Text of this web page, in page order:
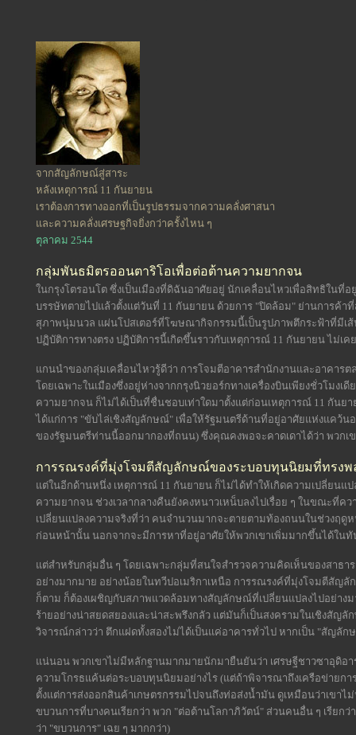
จากสัญลักษณ์สู่สาระ
หลังเหตุการณ์ 11 กันยายน
เราต้องการทางออกที่เป็นรูปธรรมจากความคลั่งศาสนา
และความคลั่งเศรษฐกิจยิ่งกว่าครั้งไหน ๆ
ตุลาคม 2544
กลุ่มพันธมิตรออนตาริโอเพื่อต่อต้านความยากจน
ในกรุงโตรอนโต ซึ่งเป็นเมืองที่ดิฉันอาศัยอยู่ นักเคลื่อนไหวเพื่อสิทธิในที่
บรรษัทตายไปแล้วตั้งแต่วันที่ 11 กันยายน ด้วยการ "ปิดล้อม" ย่านการค้
สุภาพนุ่มนวล แผ่นโปสเตอร์ที่โฆษณากิจกรรมนี้เป็นรูปภาพตึกระฟ้าที่มี
ปฏิบัติการทางตรง ปฏิบัติการนี้เกิดขึ้นราวกับเหตุการณ์ 11 กันยายน ไม่เ
แกนนำของกลุ่มเคลื่อนไหวรู้ดีว่า การโจมตีอาคารสำนักงานและอาคาร
โดยเฉพาะในเมืองซึ่งอยู่ห่างจากกรุงนิวยอร์กทางเครื่องบินเพียงชั่วโมง
ความยากจน ก็ไม่ได้เป็นที่ชื่นชอบเท่าใดมาตั้งแต่ก่อนเหตุการณ์ 11 กันย
ได้แก่การ "ขับไล่เชิงสัญลักษณ์" เพื่อให้รัฐมนตรีด้านที่อยู่อาศัยแห่งแคว้น
ของรัฐมนตรีท่านนี้ออกมากองที่ถนน) ซึ่งคุณคงพอจะคาดเดาได้ว่า พวกเ
การรณรงค์ที่มุ่งโจมตีสัญลักษณ์ของระบอบทุนนิยมที่ทรงพ
แต่ในอีกด้านหนึ่ง เหตุการณ์ 11 กันยายน ก็ไม่ได้ทำให้เกิดความเปลี่ยนแ
ความยากจน ช่วงเวลากลางคืนยังคงหนาวเหน็บลงไปเรื่อย ๆ ในขณะที่ค
เปลี่ยนแปลงความจริงที่ว่า คนจำนวนมากจะตายตามท้องถนนในช่วงฤ
ก่อนหน้านั้น นอกจากจะมีการหาที่อยู่อาศัยให้พวกเขาเพิ่มมากขึ้นได้ใน
แต่สำหรับกลุ่มอื่น ๆ โดยเฉพาะกลุ่มที่สนใจสำรวจความคิดเห็นของสาธ
อย่างมากมาย อย่างน้อยในทวีปอเมริกาเหนือ การรณรงค์ที่มุ่งโจมตีสั
ก็ตาม ก็ต้องเผชิญกับสภาพแวดล้อมทางสัญลักษณ์ที่เปลี่ยนแปลงไปอย่างม
ร้ายอย่างน่าสยดสยองและน่าสะพรึงกลัว แต่มันก็เป็นสงครามในเชิงสัญ
วิจารณ์กล่าวว่า ตึกแฝดทั้งสองไม่ได้เป็นแค่อาคารทั่วไป หากเป็น "สัญลั
แน่นอน พวกเขาไม่มีหลักฐานมากมายนักมายืนยันว่า เศรษฐีชาวซาอุดิอ
ความโกรธแค้นต่อระบอบทุนนิยมอย่างไร (แต่ถ้าพิจารณาถึงเครือข่ายก
ตั้งแต่การส่งออกสินค้าเกษตรกรรมไปจนถึงท่อส่งน้ำมัน ดูเหมือนว่าเขาไ
ขบวนการที่บางคนเรียกว่า พวก "ต่อต้านโลกาภิวัตน์" ส่วนคนอื่น ๆ เรียก
ว่า "ขบวนการ" เฉย ๆ มากกว่า)